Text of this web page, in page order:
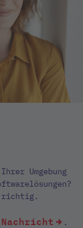
Umgebung
richtig.
Nachricht
.